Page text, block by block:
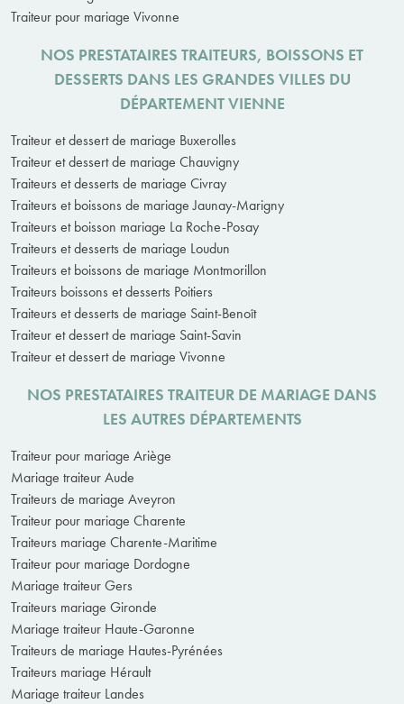
Traiteur pour mariage Vivonne
NOS PRESTATAIRES TRAITEURS, BOISSONS ET
DESSERTS DANS LES GRANDES VILLES DU
DÉPARTEMENT VIENNE
Traiteur et dessert de mariage Buxerolles
Traiteur et dessert de mariage Chauvigny
Traiteurs et desserts de mariage Civray
Traiteurs et boissons de mariage Jaunay-Marigny
Traiteurs et boisson mariage La Roche-Posay
Traiteurs et desserts de mariage Loudun
Traiteurs et boissons de mariage Montmorillon
Traiteurs boissons et desserts Poitiers
Traiteurs et desserts de mariage Saint-Benoît
Traiteur et dessert de mariage Saint-Savin
Traiteur et dessert de mariage Vivonne
NOS PRESTATAIRES TRAITEUR DE MARIAGE DANS
LES AUTRES DÉPARTEMENTS
Traiteur pour mariage Ariège
Mariage traiteur Aude
Traiteurs de mariage Aveyron
Traiteur pour mariage Charente
Traiteurs mariage Charente-Maritime
Traiteur pour mariage Dordogne
Mariage traiteur Gers
Traiteurs mariage Gironde
Mariage traiteur Haute-Garonne
Traiteurs de mariage Hautes-Pyrénées
Traiteurs mariage Hérault
Mariage traiteur Landes